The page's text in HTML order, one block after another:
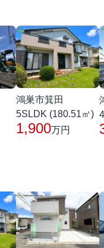
鴻巣市箕田
5SLDK (180.51㎡)
1,900万円